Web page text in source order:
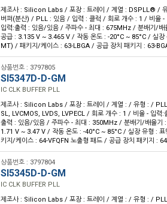
제조사 : Silicon Labs / 포장 : 트레이 / 계열 : DSPLL® / 유
버퍼(분산) / PLL : 있음 / 입력 : 클럭 / 회로 개수 : 1 / 비율 -
입력:출력 : 있음/있음 / 주파수 - 최대 : 675MHz / 분배기/배
공급 : 3.135 V ~ 3.465 V / 작동 온도 : -20°C ~ 85°C / 실장
MT) / 패키지/케이스 : 63-LBGA / 공급 장치 패키지 : 63-
상품번호 : 3797805
SI5347D-D-GM
IC CLK BUFFER PLL
제조사 : Silicon Labs / 포장 : 트레이 / 계열 : / 유형 : /
SL, LVCMOS, LVDS, LVPECL / 회로 개수 : 1 / 비율 - 입력:
출력 : 있음/있음 / 주파수 - 최대 : 350MHz / 분배기/배율기
1.71 V ~ 3.47 V / 작동 온도 : -40°C ~ 85°C / 실장 유형 :
키지/케이스 : 64-VFQFN 노출형 패드 / 공급 장치 패키지 :
상품번호 : 3797804
SI5345D-D-GM
IC CLK BUFFER PLL
제조사 : Silicon Labs / 포장 : 트레이 / 계열 : / 유형 : /